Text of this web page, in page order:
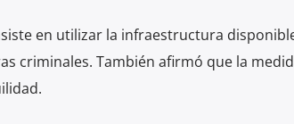
en utilizar la infraestructura
criminales. También afirmó que la